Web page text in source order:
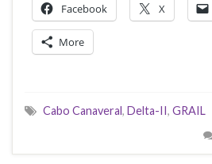
Facebook X
More
Cabo Canaveral, Delta-II, GRAIL